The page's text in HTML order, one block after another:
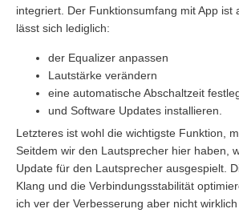
integriert. Der Funktionsumfang mit App ist
lässt sich lediglich:
der Equalizer anpassen
Lautstärke verändern
eine automatische Abschaltzeit
und Software Updates installieren.
Letzteres ist wohl die wichtigste Funktion,
Seitdem wir den Lautsprecher hier haben,
Update für den Lautsprecher ausgespielt.
Klang und die Verbindungsstabilität
ich ver der Verbesserung aber nicht